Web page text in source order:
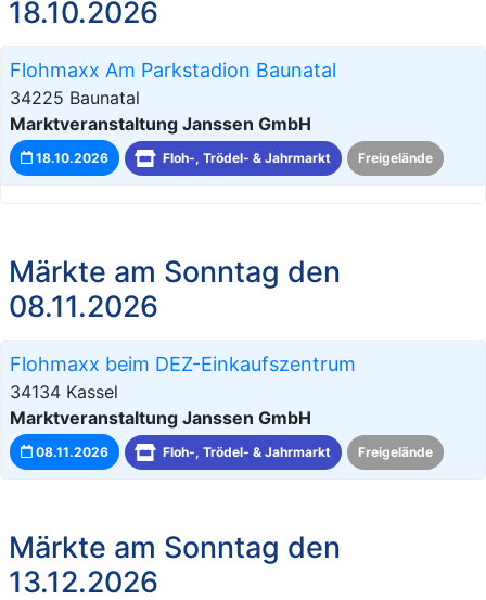
18.10.2026
Flohmaxx Am Parkstadion Baunatal
34225 Baunatal
Marktveranstaltung Janssen GmbH
18.10.2026 Floh-, Trödel- & Jahrmarkt Freigelände
Märkte am Sonntag den
08.11.2026
Flohmaxx beim DEZ-Einkaufszentrum
34134 Kassel
Marktveranstaltung Janssen GmbH
08.11.2026 Floh-, Trödel- & Jahrmarkt Freigelände
Märkte am Sonntag den
13.12.2026